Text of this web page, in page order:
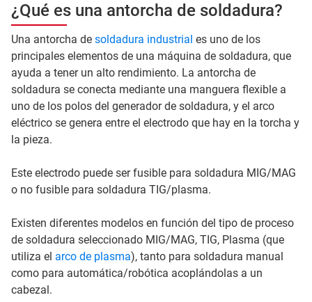
¿Qué es una antorcha de soldadura?
Una antorcha de soldadura industrial es uno de los
principales elementos de una máquina de soldadura, que
ayuda a tener un alto rendimiento. La antorcha de
soldadura se conecta mediante una manguera flexible a
uno de los polos del generador de soldadura, y el arco
eléctrico se genera entre el electrodo que hay en la torcha y
la pieza.
Este electrodo puede ser fusible para soldadura MIG/MAG
o no fusible para soldadura TIG/plasma.
Existen diferentes modelos en función del tipo de proceso
de soldadura seleccionado MIG/MAG, TIG, Plasma (que
utiliza el arco de plasma), tanto para soldadura manual
como para automática/robótica acoplándolas a un
cabezal.